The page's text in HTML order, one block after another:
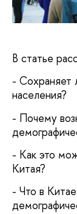
В статье
- Сохраняет
населения?
- Почему
- Как это
Китая?
- Что в